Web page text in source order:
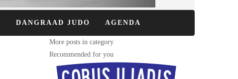
DANGRAAD JUDO AGENDA
More posts in category
Recommended for you